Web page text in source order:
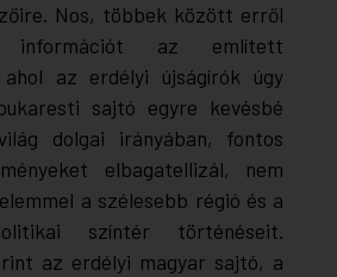
Nos, többek között erről
információt az említett
ahol az erdélyi újságírók úgy
sajtó egyre kevésbé
dolgai irányában, fontos
elbagatellizál, nem
a szélesebb régió és a
színtér történéseit.
az erdélyi magyar sajtó, a